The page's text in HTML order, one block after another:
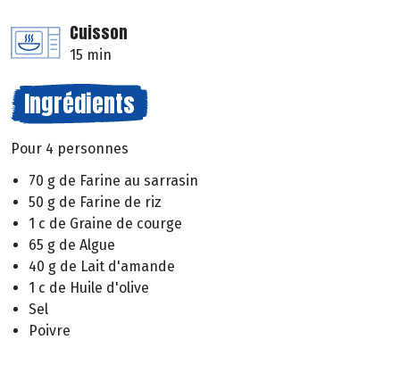
Cuisson
15 min
Ingrédients
Pour 4 personnes
70 g de Farine au sarrasin
50 g de Farine de riz
1 c de Graine de courge
65 g de Algue
40 g de Lait d'amande
1 c de Huile d'olive
Sel
Poivre